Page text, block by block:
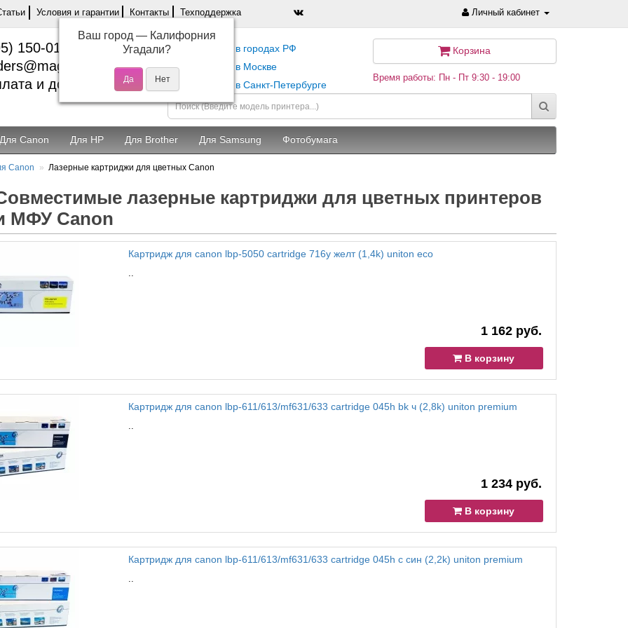
Условия и гарантии Контакты Техподдержка Личный кабинет
150-01-37
и доставка
Самовывоз в городах РФ
Самовывоз в Москве
Самовывоз в Санкт-Петербурге
Корзина
Время работы: Пн - Пт 9:30 - 19:00
Для Canon Для HP Для Brother Для Samsung Фотобумага
Canon Лазерные картриджи для цветных Canon
лазерные картриджи для цветных принтеров
МФУ Canon
Картридж для canon lbp-5050 cartridge 716y желт (1,4k) uniton eco
..
1 162 руб.
В корзину
Картридж для canon lbp-611/613/mf631/633 cartridge 045h bk ч (2,8k) uniton premium
..
1 234 руб.
В корзину
Картридж для canon lbp-611/613/mf631/633 cartridge 045h c син (2,2k) uniton premium
..
Ваш город — Калифорния
Угадали?